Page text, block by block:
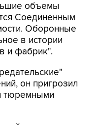
объемы
Соединенным
Оборонные
в истории
и фабрик".
он пригрозил
тюремными